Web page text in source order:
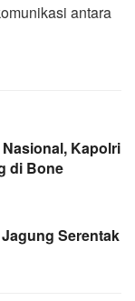
antara
Kapolri
di Bone
Serentak